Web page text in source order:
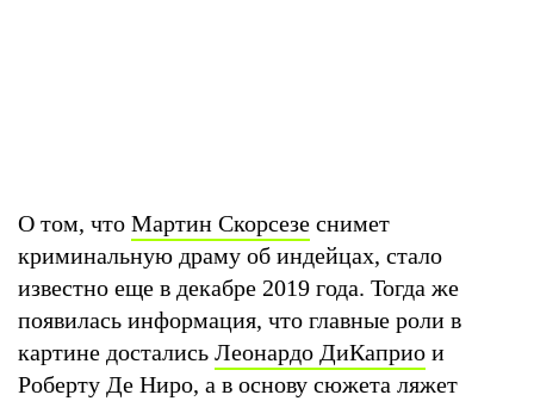
О том, что Мартин Скорсезе снимет
криминальную драму об индейцах, стало
известно еще в декабре 2019 года. Тогда же
появилась информация, что главные роли в
картине достались Леонардо ДиКаприо и
Роберту Де Ниро, а в основу сюжета ляжет